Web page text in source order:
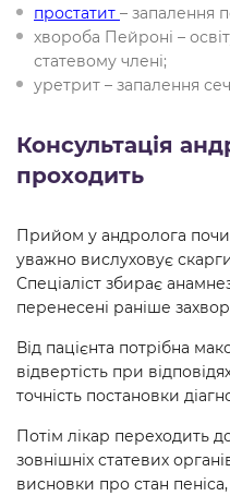
простатит – запалення
хвороба Пейроні –
статевому члені;
уретрит – запалення
Консультація
проходить
Прийом у андролога
уважно вислуховує
Спеціаліст збирає
перенесені раніше
Від пацієнта потрібна
відвертість при
точність постановки
Потім лікар переходить
зовнішніх статевих
висновки про стан пеніса,